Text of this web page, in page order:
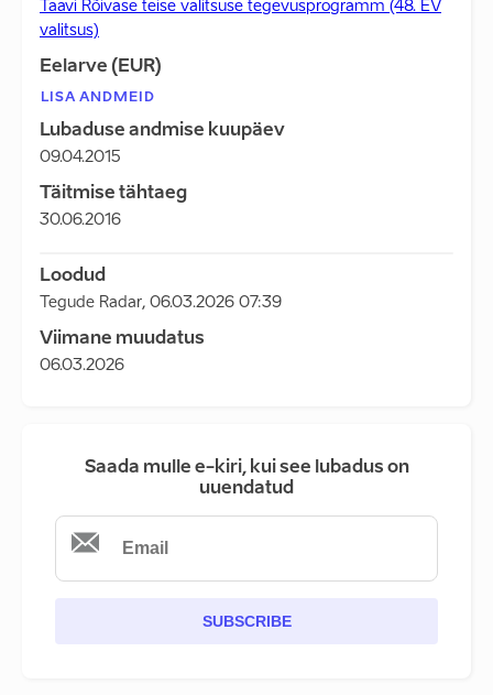
Taavi Rõivase teise valitsuse tegevusprogramm (48. EV
valitsus)
Eelarve (EUR)
LISA ANDMEID
Lubaduse andmise kuupäev
09.04.2015
Täitmise tähtaeg
30.06.2016
Loodud
Tegude Radar, 06.03.2026 07:39
Viimane muudatus
06.03.2026
Saada mulle e-kiri, kui see lubadus on
uuendatud
SUBSCRIBE